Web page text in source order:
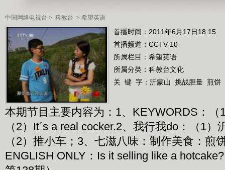
中国网络电视台 > 科教台 > 希望英语
首播时间：2011年6月17日18:15
首播频道： CCTV-10
所属栏目： 希望英语
所属分类：科教台文化
关 键 字： 沂蒙山 挑战胆量 煎饼
本期节目主要内容为：1、KEYWORDS：（
（2）It´s a real cocker.2、我行我do：（1
（2）推小车；3、七滋八味：制作美食：煎
ENGLISH ONLY：Is it selling like a